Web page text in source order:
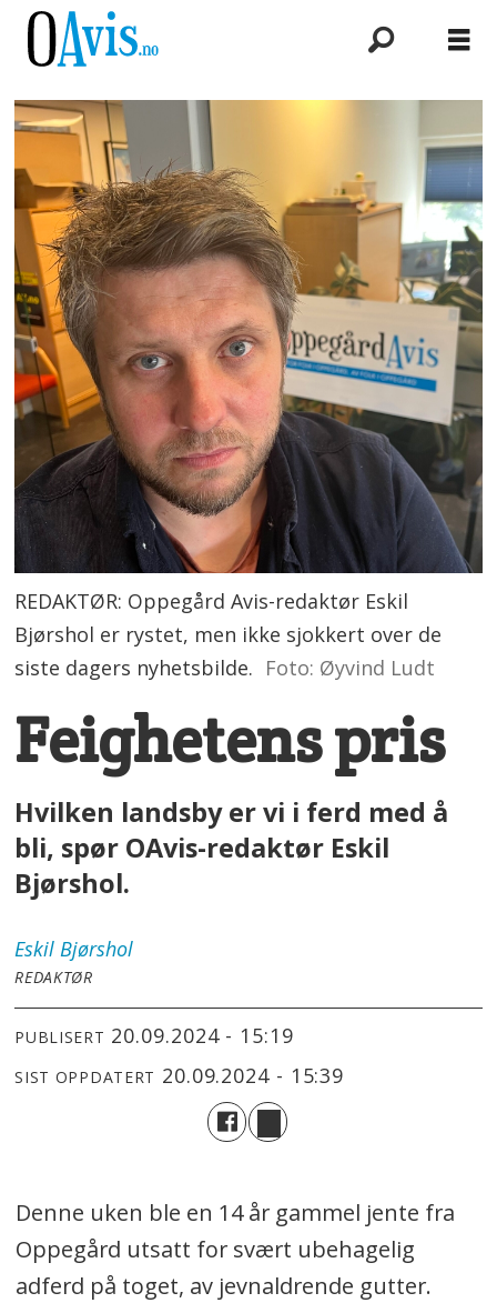
REDAKTØR: Oppegård Avis-redaktør Eskil
Bjørshol er rystet, men ikke sjokkert over de
siste dagers nyhetsbilde. Foto: Øyvind Ludt
Feighetens pris
Hvilken landsby er vi i ferd med å
bli, spør OAvis-redaktør Eskil
Bjørshol.
Eskil Bjørshol
REDAKTØR
PUBLISERT 20.09.2024 - 15:19
SIST OPPDATERT 20.09.2024 - 15:39
Denne uken ble en 14 år gammel jente fra
Oppegård utsatt for svært ubehagelig
adferd på toget, av jevnaldrende gutter.